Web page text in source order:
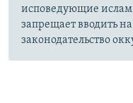
исповедующие
запрещает вводить
законодательство